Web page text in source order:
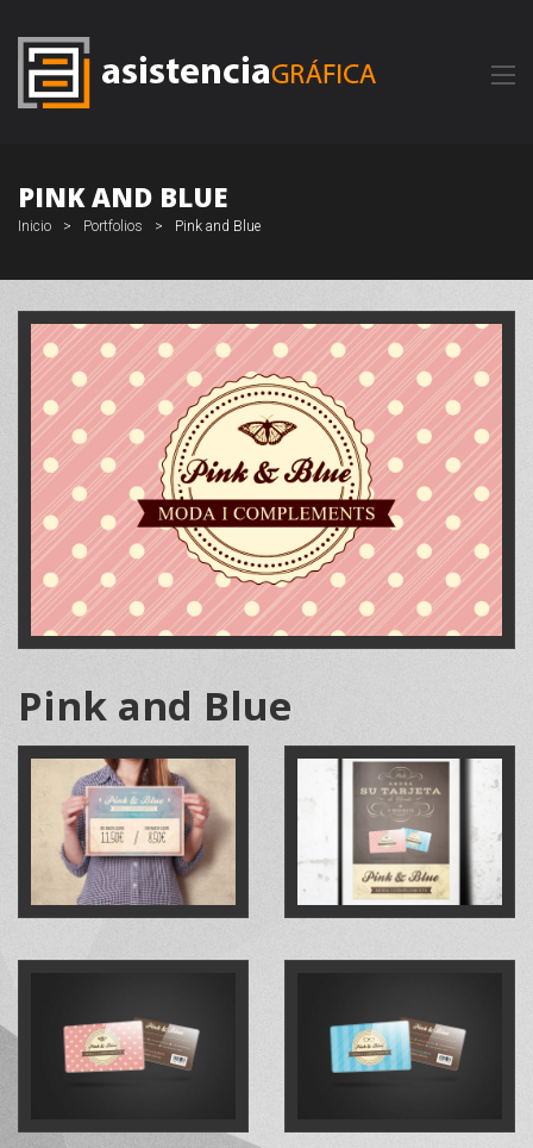
PINK AND BLUE
Inicio > Portfolios > Pink and Blue
Pink and Blue